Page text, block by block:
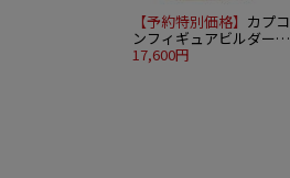
【予約特別価格】 カプコ
ンフィギュアビルダー
クリエイターズモデル
17,600円